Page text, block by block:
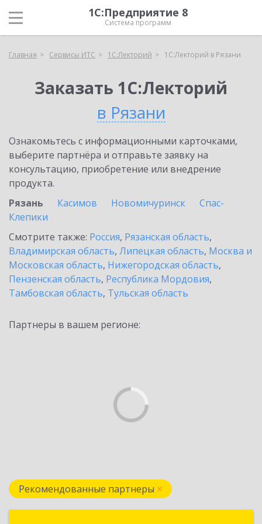
1С:Предприятие 8
Система программ
Главная Сервисы ИТС 1С:Лекторий 1С:Лекторий в Рязани
Заказать 1С:Лекторий
в Рязани
Ознакомьтесь с информационными карточками,
выберите партнёра и отправьте заявку на
консультацию, приобретение или внедрение
продукта.
Рязань
Касимов Новомичуринск
Спас-
Клепики
Смотрите также: Россия, Рязанская область,
Владимирская область, Липецкая область, Москва и
Московская область, Нижегородская область,
Пензенская область, Республика Мордовия,
Тамбовская область, Тульская область
Партнеры в вашем регионе:
Рекомендованные партнеры